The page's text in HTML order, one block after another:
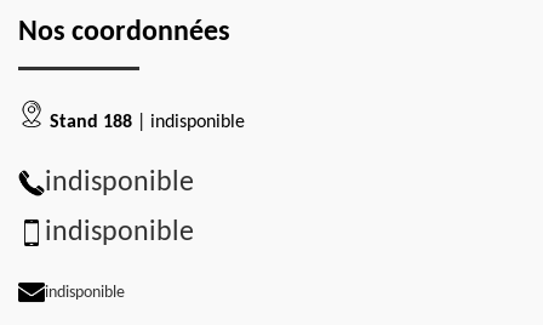
Nos coordonnées
Stand 188 | indisponible
indisponible
indisponible
indisponible